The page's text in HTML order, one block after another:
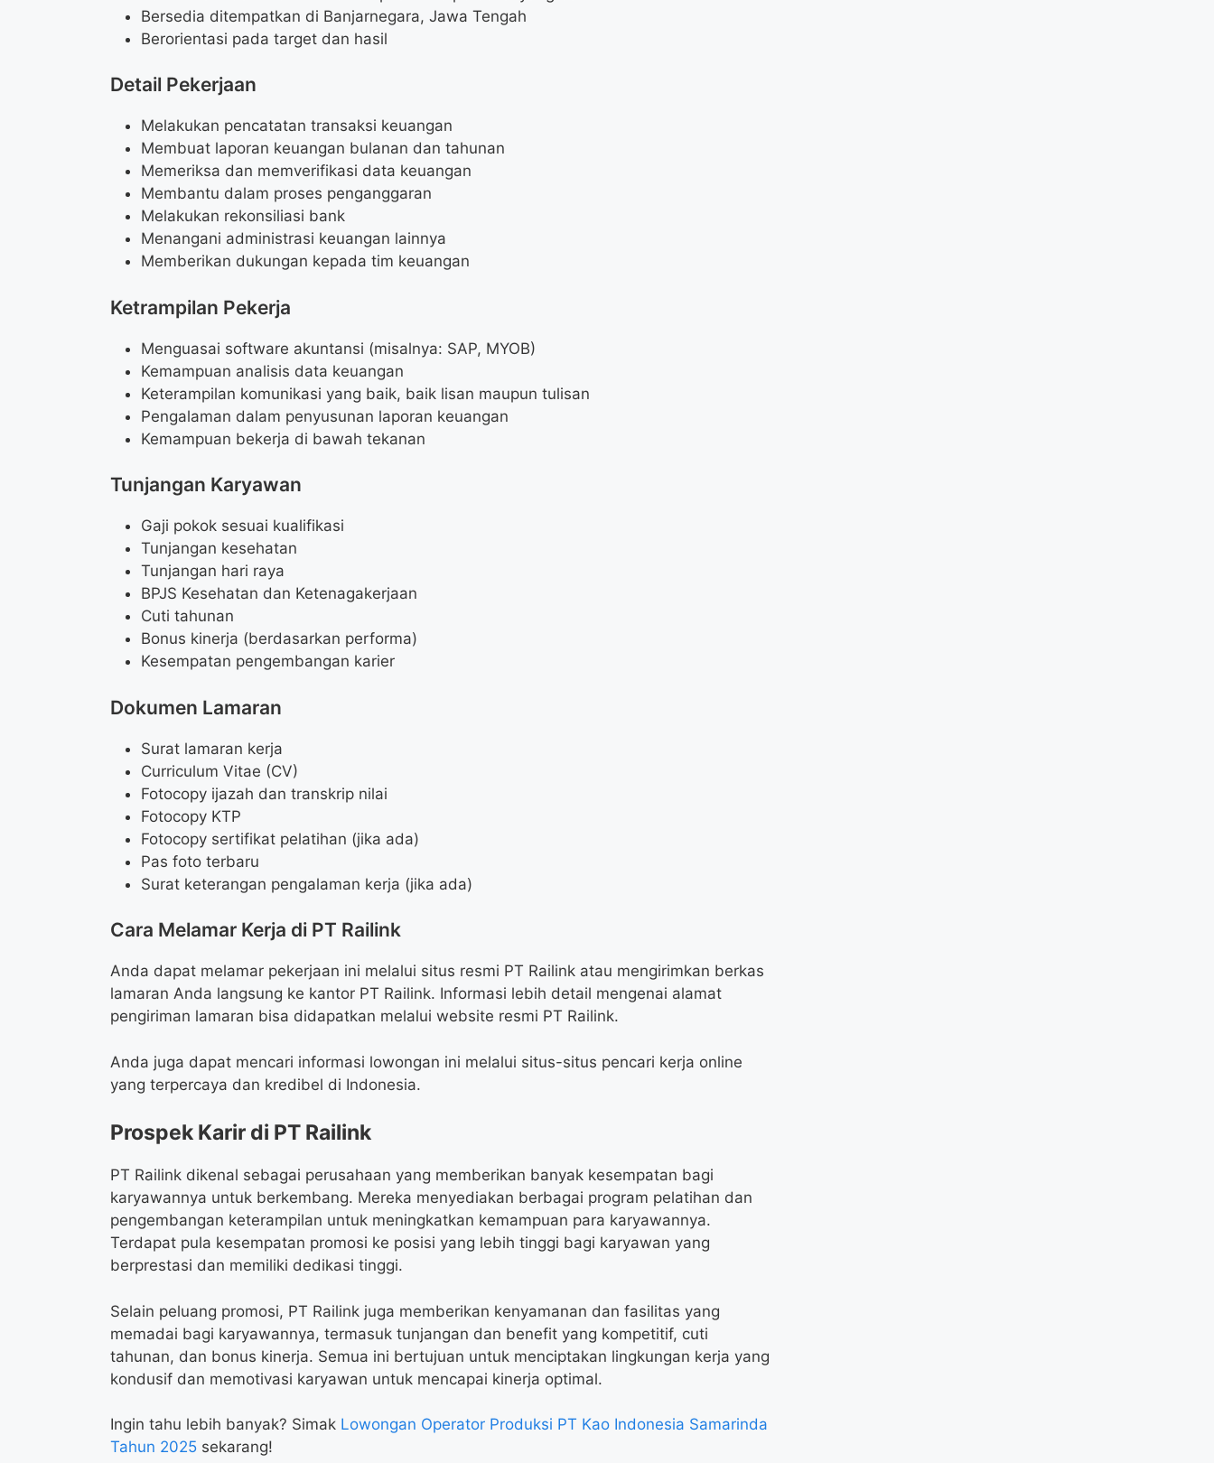
Bersedia ditempatkan di Banjarnegara, Jawa Tengah
Berorientasi pada target dan hasil
Detail Pekerjaan
Melakukan pencatatan transaksi keuangan
Membuat laporan keuangan bulanan dan tahunan
Memeriksa dan memverifikasi data keuangan
Membantu dalam proses penganggaran
Melakukan rekonsiliasi bank
Menangani administrasi keuangan lainnya
Memberikan dukungan kepada tim keuangan
Ketrampilan Pekerja
Menguasai software akuntansi (misalnya: SAP, MYOB)
Kemampuan analisis data keuangan
Keterampilan komunikasi yang baik, baik lisan maupun tulisan
Pengalaman dalam penyusunan laporan keuangan
Kemampuan bekerja di bawah tekanan
Tunjangan Karyawan
Gaji pokok sesuai kualifikasi
Tunjangan kesehatan
Tunjangan hari raya
BPJS Kesehatan dan Ketenagakerjaan
Cuti tahunan
Bonus kinerja (berdasarkan performa)
Kesempatan pengembangan karier
Dokumen Lamaran
Surat lamaran kerja
Curriculum Vitae (CV)
Fotocopy ijazah dan transkrip nilai
Fotocopy KTP
Fotocopy sertifikat pelatihan (jika ada)
Pas foto terbaru
Surat keterangan pengalaman kerja (jika ada)
Cara Melamar Kerja di PT Railink
Anda dapat melamar pekerjaan ini melalui situs resmi PT Railink atau mengirimkan berkas
lamaran Anda langsung ke kantor PT Railink. Informasi lebih detail mengenai alamat
pengiriman lamaran bisa didapatkan melalui website resmi PT Railink.
Anda juga dapat mencari informasi lowongan ini melalui situs-situs pencari kerja online
yang terpercaya dan kredibel di Indonesia.
Prospek Karir di PT Railink
PT Railink dikenal sebagai perusahaan yang memberikan banyak kesempatan bagi
karyawannya untuk berkembang. Mereka menyediakan berbagai program pelatihan dan
pengembangan keterampilan untuk meningkatkan kemampuan para karyawannya.
Terdapat pula kesempatan promosi ke posisi yang lebih tinggi bagi karyawan yang
berprestasi dan memiliki dedikasi tinggi.
Selain peluang promosi, PT Railink juga memberikan kenyamanan dan fasilitas yang
memadai bagi karyawannya, termasuk tunjangan dan benefit yang kompetitif, cuti
tahunan, dan bonus kinerja. Semua ini bertujuan untuk menciptakan lingkungan kerja yang
kondusif dan memotivasi karyawan untuk mencapai kinerja optimal.
Ingin tahu lebih banyak? Simak Lowongan Operator Produksi PT Kao Indonesia Samarinda
Tahun 2025 sekarang!